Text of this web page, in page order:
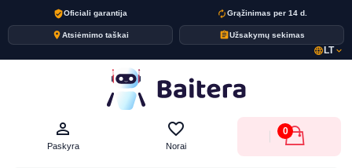
verified_userOficiali garantija autorenewGrąžinimas per 14 d.
placeAtsiėmimo taškai assignmentUžsakymų sekimas
language LTexpand_more
person_outline
Paskyra
favorite_border
Norai
0